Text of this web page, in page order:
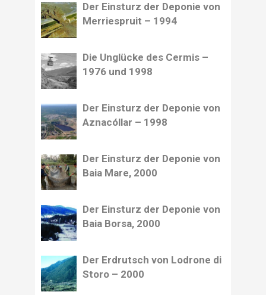
Der Einsturz der Deponie von
Merriespruit – 1994
Die Unglücke des Cermis –
1976 und 1998
Der Einsturz der Deponie von
Aznacóllar – 1998
Der Einsturz der Deponie von
Baia Mare, 2000
Der Einsturz der Deponie von
Baia Borsa, 2000
Der Erdrutsch von Lodrone di
Storo – 2000